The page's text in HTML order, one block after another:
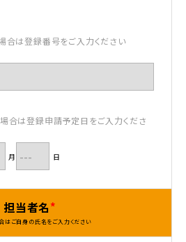
採用
合は登録番号をご入力ください
合は登録申請予定日をご入力くださ
月 日
担当者名
はご自身の氏名をご入力ください